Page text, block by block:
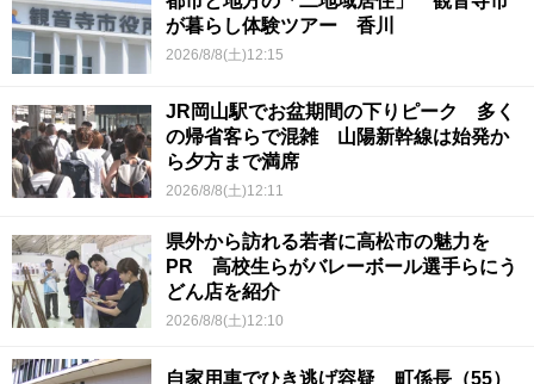
が暮らし体験ツアー 香川
2026/8/8(土)12:15
JR岡山駅でお盆期間の下りピーク 多く
の帰省客らで混雑 山陽新幹線は始発か
ら夕方まで満席
2026/8/8(土)12:11
県外から訪れる若者に高松市の魅力を
PR 高校生らがバレーボール選手らにう
どん店を紹介
2026/8/8(土)12:10
自家用車でひき逃げ容疑 町係長（55）